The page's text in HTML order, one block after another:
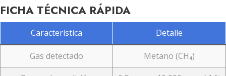
FICHA TÉCNICA RÁPIDA
Característica Detalle
Gas detectado
Metano (CH₄)